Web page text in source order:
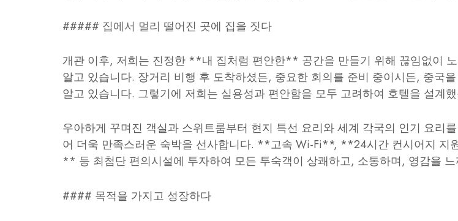
##### 집에서 멀리 떨어진 곳에 집을 짓다
개관 이후, 저희는 진정한 **내 집처럼 편안한** 공간을 만들기 위해 끊임없이
알고 있습니다. 장거리 비행 후 도착하셨든, 중요한 회의를 준비 중이시든, 중국
알고 있습니다. 그렇기에 저희는 실용성과 편안함을 모두 고려하여 호텔을 설계
우아하게 꾸며진 객실과 스위트룸부터 현지 특선 요리와 세계 각국의 인기 요리
어 더욱 만족스러운 숙박을 선사합니다. **고속 Wi-Fi**, **24시간 컨시어지
** 등 최첨단 편의시설에 투자하여 모든 투숙객이 상쾌하고, 소통하며, 영감을
#### 목적을 가지고 성장하다